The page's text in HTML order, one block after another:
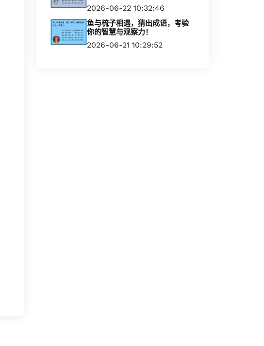
2026-06-22 10:32:46
鱼与梳子相遇，猜出成语，考验
你的智慧与观察力！
2026-06-21 10:29:52